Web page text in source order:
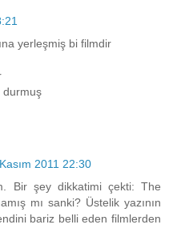
yerleşmiş bi filmdir
durmuş
2011 22:30
Bir şey dikkatimi çekti: The
mı sanki? Üstelik yazının
bariz belli eden filmlerden